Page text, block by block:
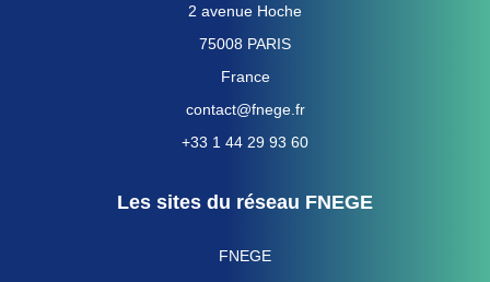
2 avenue Hoche
75008 PARIS
France
contact@fnege.fr
+33 1 44 29 93 60
Les sites du réseau FNEGE
FNEGE